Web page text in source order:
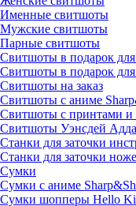
Именные свитшоты
Мужские свитшоты
Парные свитшоты
Свитшоты в подарок
Свитшоты в подарок
Свитшоты на заказ
Свитшоты с аниме
Свитшоты с принтами и
Свитшоты Уэнсдей
Станки для заточки
Станки для заточки
Сумки
Сумки с аниме
Сумки шопперы Hello